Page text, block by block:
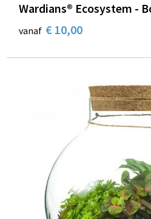
Wardians® Ecosystem -
vanaf € 10,00